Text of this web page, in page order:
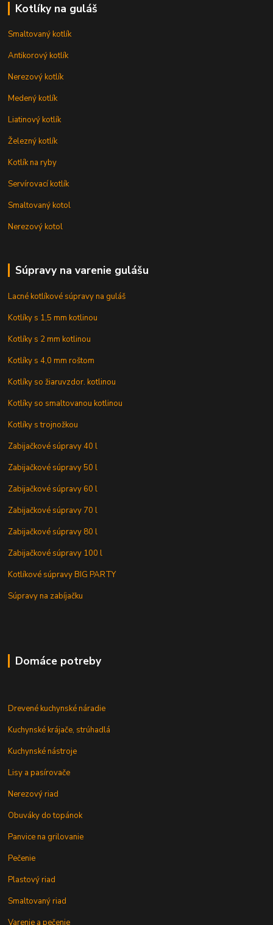
Kotlíky na guláš
Smaltovaný kotlík
Antikorový kotlík
Nerezový kotlík
Medený kotlík
Liatinový kotlík
Železný kotlík
Kotlík na ryby
Servírovací kotlík
Smaltovaný kotol
Nerezový kotol
Súpravy na varenie gulášu
Lacné kotlíkové súpravy na guláš
Kotlíky s 1,5 mm kotlinou
Kotlíky s 2 mm kotlinou
Kotlíky s 4,0 mm roštom
Kotlíky so žiaruvzdor. kotlinou
Kotlíky so smaltovanou kotlinou
Kotlíky s trojnožkou
Zabijačkové súpravy 40 l
Zabijačkové súpravy 50 l
Zabijačkové súpravy 60 l
Zabijačkové súpravy 70 l
Zabijačkové súpravy 80 l
Zabijačkové súpravy 100 l
Kotlíkové súpravy BIG PARTY
Súpravy na zabíjačku
Domáce potreby
Drevené kuchynské náradie
Kuchynské krájače, strúhadlá
Kuchynské nástroje
Lisy a pasírovače
Nerezový riad
Obuváky do topánok
Panvice na grilovanie
Pečenie
Plastový riad
Smaltovaný riad
Varenie a pečenie